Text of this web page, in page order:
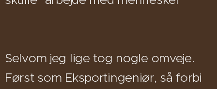
Selvom jeg lige tog nogle omveje.
Først som Eksportingeniør, så forbi